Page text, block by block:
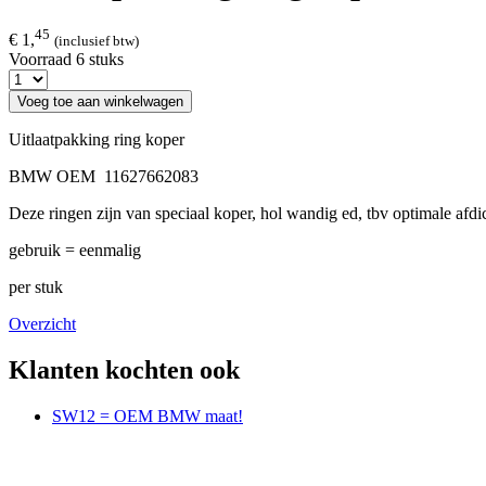
€ 1,45 (inclusief btw)
Voorraad 6 stuks
Voeg toe aan winkelwagen
Uitlaatpakking ring koper
BMW OEM 11627662083
Deze ringen zijn van speciaal koper, hol wandig ed, tbv optimale
gebruik = eenmalig
per stuk
Overzicht
Klanten kochten ook
SW12 = OEM BMW maat!